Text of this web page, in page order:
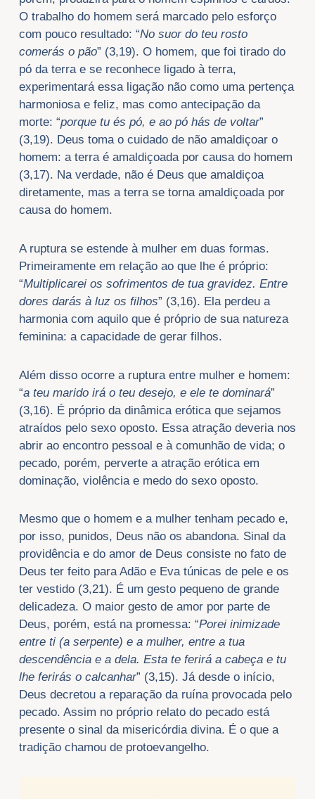
O trabalho do homem será marcado pelo esforço
com pouco resultado: “No suor do teu rosto
comerás o pão” (3,19). O homem, que foi tirado do
pó da terra e se reconhece ligado à terra,
experimentará essa ligação não como uma pertença
harmoniosa e feliz, mas como antecipação da
morte: “porque tu és pó, e ao pó hás de voltar”
(3,19). Deus toma o cuidado de não amaldiçoar o
homem: a terra é amaldiçoada por causa do homem
(3,17). Na verdade, não é Deus que amaldiçoa
diretamente, mas a terra se torna amaldiçoada por
causa do homem.
A ruptura se estende à mulher em duas formas.
Primeiramente em relação ao que lhe é próprio:
“Multiplicarei os sofrimentos de tua gravidez. Entre
dores darás à luz os filhos” (3,16). Ela perdeu a
harmonia com aquilo que é próprio de sua natureza
feminina: a capacidade de gerar filhos.
Além disso ocorre a ruptura entre mulher e homem:
“a teu marido irá o teu desejo, e ele te dominará”
(3,16). É próprio da dinâmica erótica que sejamos
atraídos pelo sexo oposto. Essa atração deveria nos
abrir ao encontro pessoal e à comunhão de vida; o
pecado, porém, perverte a atração erótica em
dominação, violência e medo do sexo oposto.
Mesmo que o homem e a mulher tenham pecado e,
por isso, punidos, Deus não os abandona. Sinal da
providência e do amor de Deus consiste no fato de
Deus ter feito para Adão e Eva túnicas de pele e os
ter vestido (3,21). É um gesto pequeno de grande
delicadeza. O maior gesto de amor por parte de
Deus, porém, está na promessa: “Porei inimizade
entre ti (a serpente) e a mulher, entre a tua
descendência e a dela. Esta te ferirá a cabeça e tu
lhe ferirás o calcanhar” (3,15). Já desde o início,
Deus decretou a reparação da ruína provocada pelo
pecado. Assim no próprio relato do pecado está
presente o sinal da misericórdia divina. É o que a
tradição chamou de protoevangelho.